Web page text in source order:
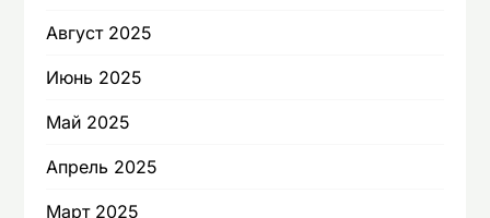
Август 2025
Июнь 2025
Май 2025
Апрель 2025
Март 2025